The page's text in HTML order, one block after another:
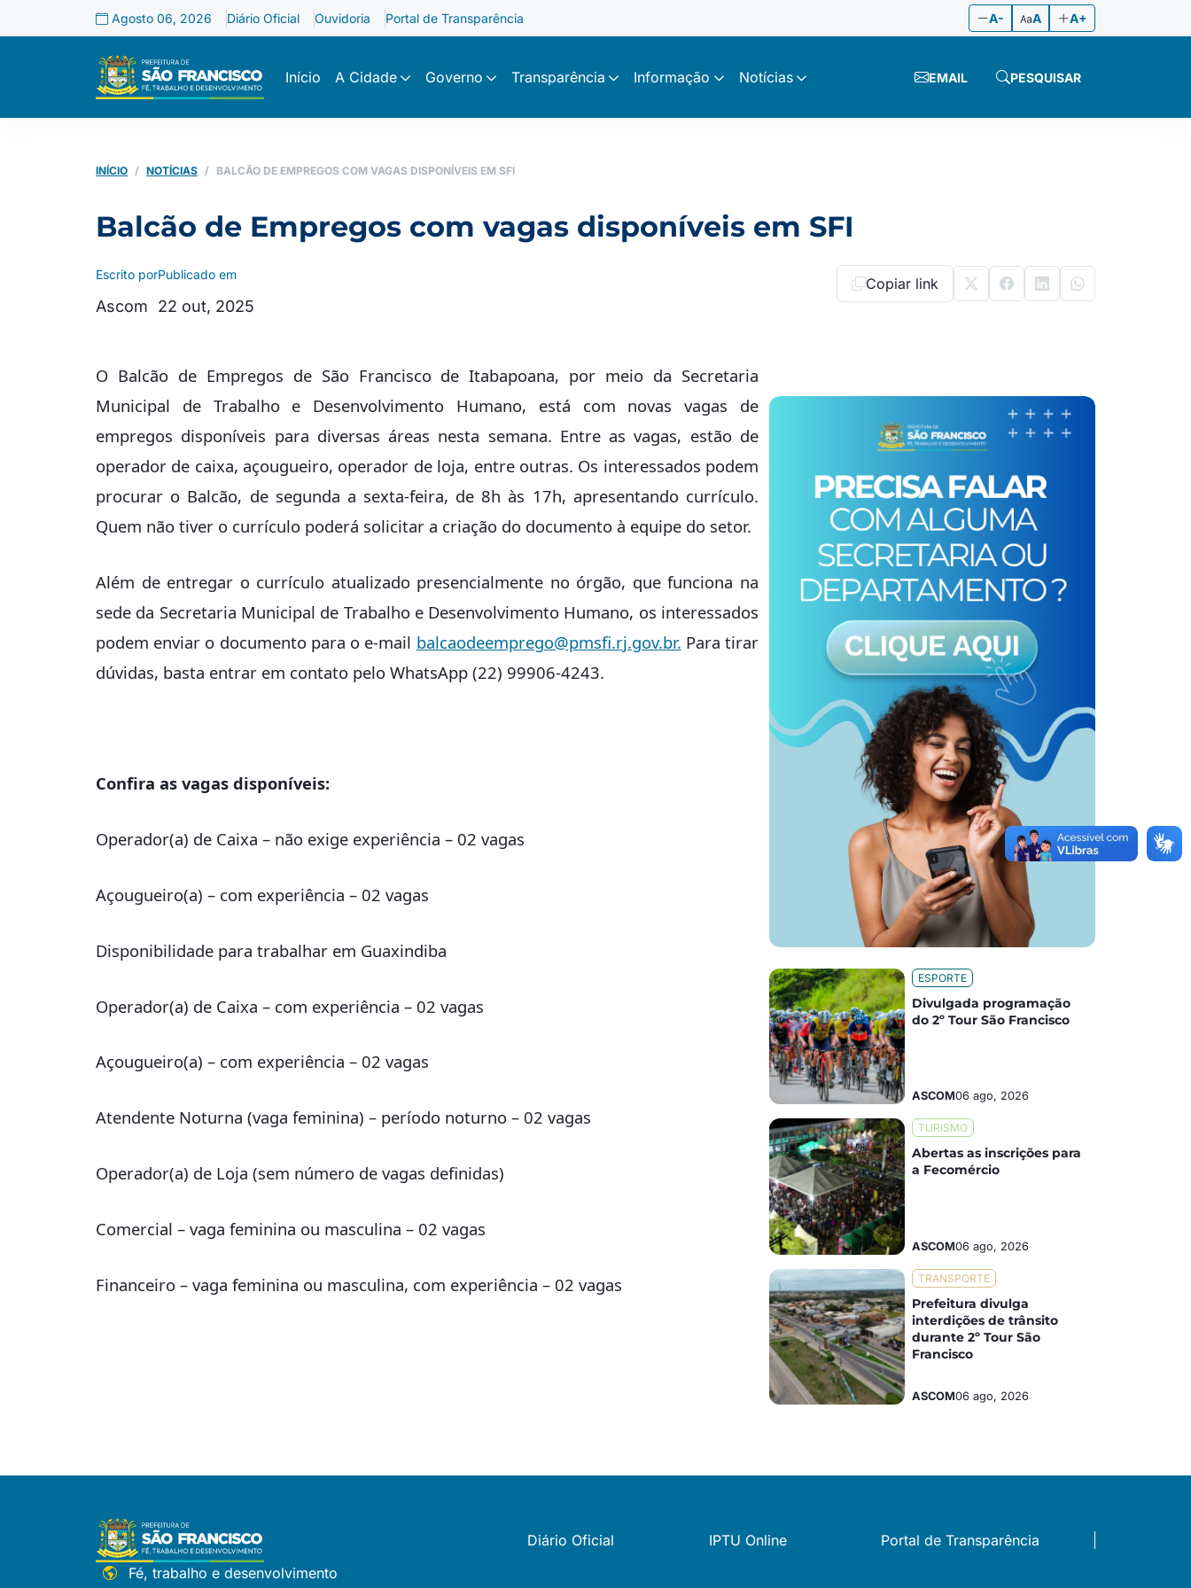
Agosto 06, 2026 Diário Oficial Ouvidoria Portal de Transparência A- A A+
Início A Cidade Governo Transparência Informação Notícias EMAIL PESQUISAR
INÍCIO NOTÍCIAS BALCÃO DE EMPREGOS COM VAGAS DISPONÍVEIS EM SFI
Balcão de Empregos com vagas disponíveis em SFI
Escrito por
Ascom
Publicado em
22 out, 2025
Copiar link
O Balcão de Empregos de São Francisco de Itabapoana, por meio da Secretaria
Municipal de Trabalho e Desenvolvimento Humano, está com novas vagas de
empregos disponíveis para diversas áreas nesta semana. Entre as vagas, estão de
operador de caixa, açougueiro, operador de loja, entre outras. Os interessados podem
procurar o Balcão, de segunda a sexta-feira, de 8h às 17h, apresentando currículo.
Quem não tiver o currículo poderá solicitar a criação do documento à equipe do setor.
Além de entregar o currículo atualizado presencialmente no órgão, que funciona na
sede da Secretaria Municipal de Trabalho e Desenvolvimento Humano, os interessados
podem enviar o documento para o e-mail balcaodeemprego@pmsfi.rj.gov.br. Para tirar
dúvidas, basta entrar em contato pelo WhatsApp (22) 99906-4243.
Confira as vagas disponíveis:
Operador(a) de Caixa – não exige experiência – 02 vagas
Açougueiro(a) – com experiência – 02 vagas
Disponibilidade para trabalhar em Guaxindiba
Operador(a) de Caixa – com experiência – 02 vagas
Açougueiro(a) – com experiência – 02 vagas
Atendente Noturna (vaga feminina) – período noturno – 02 vagas
Operador(a) de Loja (sem número de vagas definidas)
Comercial – vaga feminina ou masculina – 02 vagas
Financeiro – vaga feminina ou masculina, com experiência – 02 vagas
ESPORTE
Divulgada programação
do 2º Tour São Francisco
ASCOM06 ago, 2026
TURISMO
Abertas as inscrições para
a Fecomércio
ASCOM06 ago, 2026
TRANSPORTE
Prefeitura divulga
interdições de trânsito
durante 2º Tour São
Francisco
ASCOM06 ago, 2026
Diário Oficial IPTU Online
Portal de Transparência
Fé, trabalho e desenvolvimento